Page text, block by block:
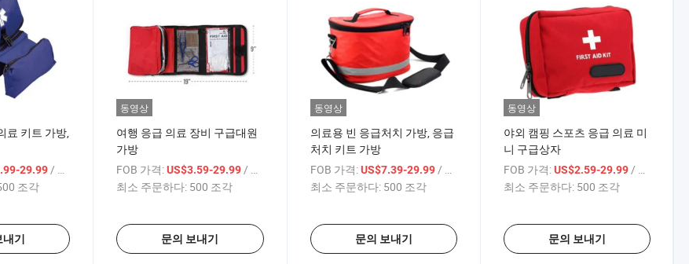
료 키트 가방,
29.99 / 상품
조각
기
동영상
여행 응급 의료 장비 구급대원
가방
FOB 가격: US$3.59-29.99 / 상품
최소 주문하다: 500 조각
문의 보내기
동영상
의료용 빈 응급처치 가방, 응급
처치 키트 가방
FOB 가격: US$7.39-29.99 / 상품
최소 주문하다: 500 조각
문의 보내기
동영상
야외 캠핑 스포츠 응급 의료 미
니 구급상자
FOB 가격: US$2.59-29.99 / 상품
최소 주문하다: 500 조각
문의 보내기